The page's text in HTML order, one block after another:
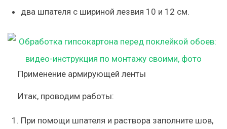
два шпателя с шириной лезвия 10 и 12 см.
Применение армирующей ленты
Итак, проводим работы:
При помощи шпателя и раствора заполните шов,